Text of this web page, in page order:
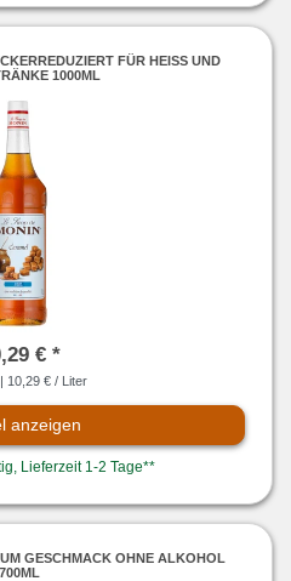
FÜR HEISS UND K
1000ML
€ *
| 10,29 € / Liter
anzeigen
Lieferzeit 1-2 Tage**
GESCHMACK OHNE ALKOHOL
700ML